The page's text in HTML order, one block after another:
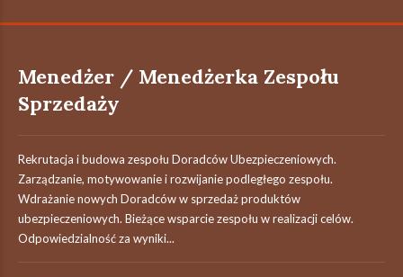
Menedżer / Menedżerka Zespołu
Sprzedaży
Rekrutacja i budowa zespołu Doradców Ubezpieczeniowych.
Zarządzanie, motywowanie i rozwijanie podległego zespołu.
Wdrażanie nowych Doradców w sprzedaż produktów
ubezpieczeniowych. Bieżące wsparcie zespołu w realizacji celów.
Odpowiedzialność za wyniki...